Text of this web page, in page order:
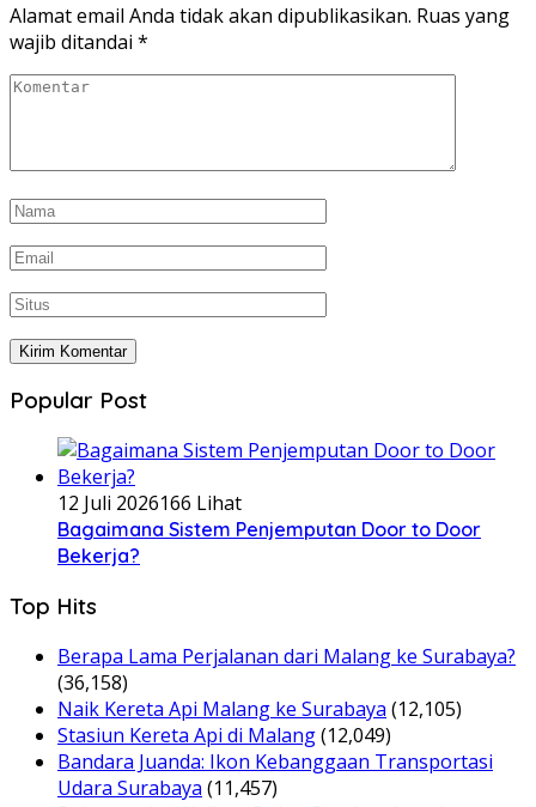
Alamat email Anda tidak akan dipublikasikan. Ruas yang
wajib ditandai *
Popular Post
12 Juli 2026166 Lihat
Bagaimana Sistem Penjemputan Door to Door
Bekerja?
Top Hits
Berapa Lama Perjalanan dari Malang ke Surabaya?
(36,158)
Naik Kereta Api Malang ke Surabaya (12,105)
Stasiun Kereta Api di Malang(12,049)
Bandara Juanda: Ikon Kebanggaan Transportasi
Udara Surabaya (11,457)